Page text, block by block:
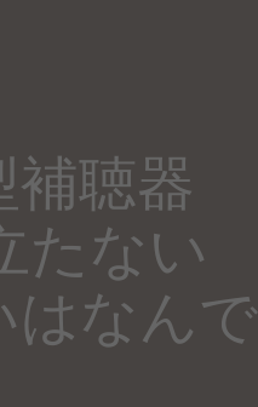
補聴器
たない
はなんで